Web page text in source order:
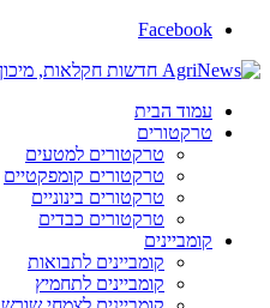
Facebook
עמוד הבית
טרקטורים
טרקטורים למטעים
טרקטורים קומפקטיים
טרקטורים בינוניים
טרקטורים כבדים
קומביינים
קומביינים לתבואות
קומביינים לתחמיץ